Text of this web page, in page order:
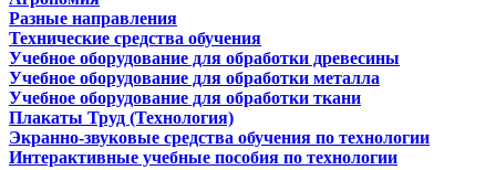
Разные направления
Технические средства обучения
Учебное оборудование для обработки древесины
Учебное оборудование для обработки металла
Учебное оборудование для обработки ткани
Плакаты Труд (Технология)
Экранно-звуковые средства обучения по технологии
Интерактивные учебные пособия по технологии